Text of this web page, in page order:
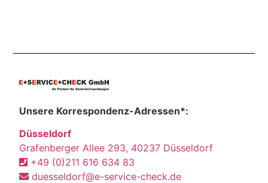
Unsere Korrespondenz-Adressen*:
Düsseldorf
Grafenberger Allee 293, 40237 Düsseldorf
+49 (0)211 616 634 83
duesseldorf@e-service-check.de